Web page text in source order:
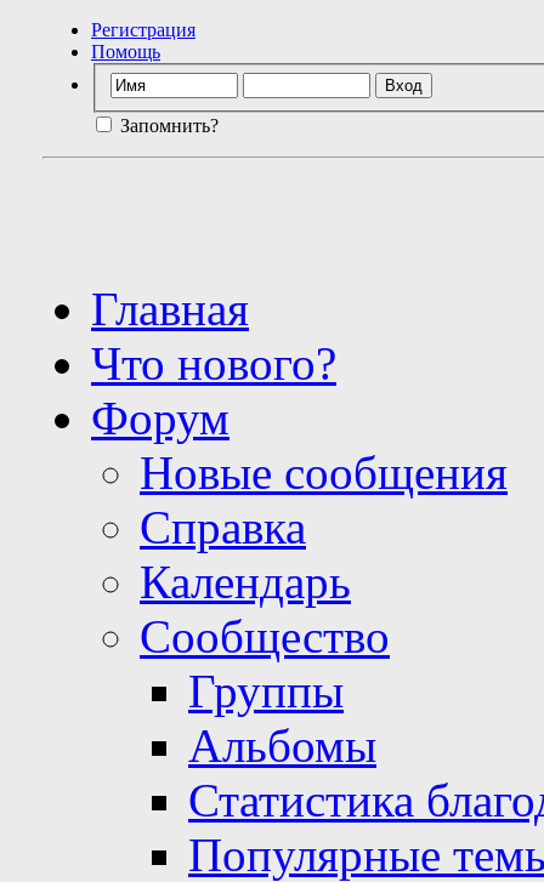
Регистрация
Помощь
Запомнить?
Главная
Что нового?
Форум
Новые сообщения
Справка
Календарь
Сообщество
Группы
Альбомы
Статистика
Популярные